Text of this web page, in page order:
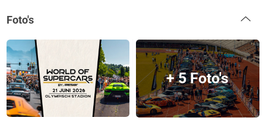
Foto's
+ 5 Foto's